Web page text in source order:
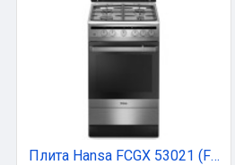
Плита Hansa FCGX 53021 (FCGX53021)